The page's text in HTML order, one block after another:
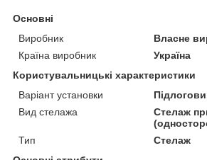
Основні
Виробник
Власне
Країна виробник
Україна
Користувальницькі характеристики
Варіант установки
Вид стелажа
Стелаж
Тип
Стелаж